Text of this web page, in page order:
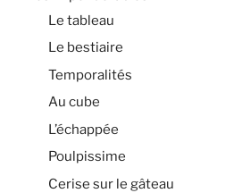
Le tableau
Le bestiaire
Temporalités
Au cube
L’échappée
Poulpissime
Cerise sur le gâteau